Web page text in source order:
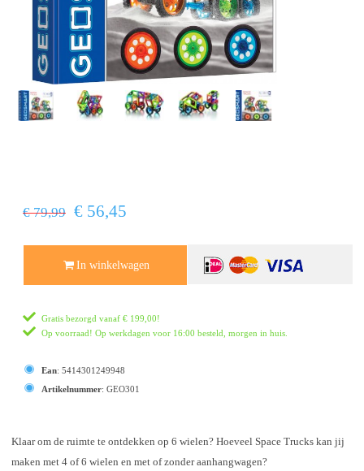
€ 79,99 € 56,45
In winkelwagen
Gratis bezorgd vanaf € 199,00!
Op voorraad! Op werkdagen voor 16:00 besteld, morgen in huis.
Ean: 5414301249948
Artikelnummer: GEO301
Klaar om de ruimte te ontdekken op 6 wielen? Hoeveel Space Trucks kan jij
maken met 4 of 6 wielen en met of zonder aanhangwagen?